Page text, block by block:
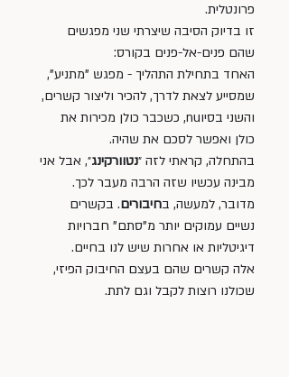
פרונטלית.
זו בדיוק הסיבה שיצרתי שני מפגשים
שהם פנים-אל-פנים בקורס:
האחד בתחילת התהליך - מפגש "מתניע",
שמסייע לצאת לדרך, להכיר וליצור קשרים,
והשני בסיוnu, כשכבר כולן מכירות את
כולן ואפשר לסכם את שהיה.
בהתחלה, קראתי לזה ״נטוורקינג״, אבל אני
מבינה עכשיו שזה הרבה מעבר לכך.
מדובר, למעשה, בחיבורים. בקשרים
נשיים עמוקים יותר מ"סתם" חברויות
דיגיטליות או אחרות שיש לנו בחיים.
אלה קשרים שהם בעצם החיבוק הפיזי,
שכולנו רוצות לקבל וגם לתת.